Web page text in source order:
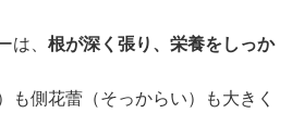
は、 根が深く張り、栄養をしっか
も側花蕾（そっからい）も大きく